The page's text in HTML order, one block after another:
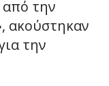
την
ακούστηκαν
την